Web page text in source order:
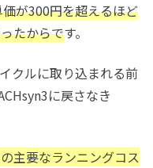
が300円を超えるほど
たからです。
クルに取り込まれる前
に戻さなき
主要なランニングコス